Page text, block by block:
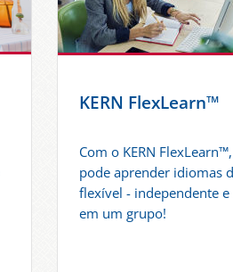
KERN FlexLearn™
Com o KERN
pode aprender idiomas
flexível - independente
em um grupo!